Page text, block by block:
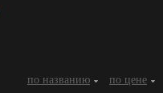
по названию по цене